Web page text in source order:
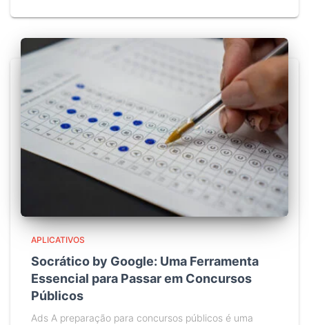
APLICATIVOS
Socrático by Google: Uma Ferramenta
Essencial para Passar em Concursos
Públicos
Ads A preparação para concursos públicos é uma